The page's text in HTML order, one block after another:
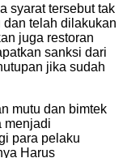
syarat tersebut tak
dan telah dilakukan
juga restoran
sanksi dari
jika sudah
mutu dan bimtek
menjadi
para pelaku
Harus